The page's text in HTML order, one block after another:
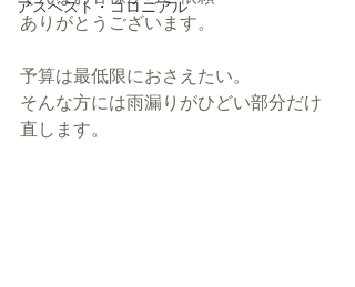
アスベスト・コロニアル
ありがとうございます。
予算は最低限におさえたい。
そんな方には雨漏りがひどい部分だけ
直します。